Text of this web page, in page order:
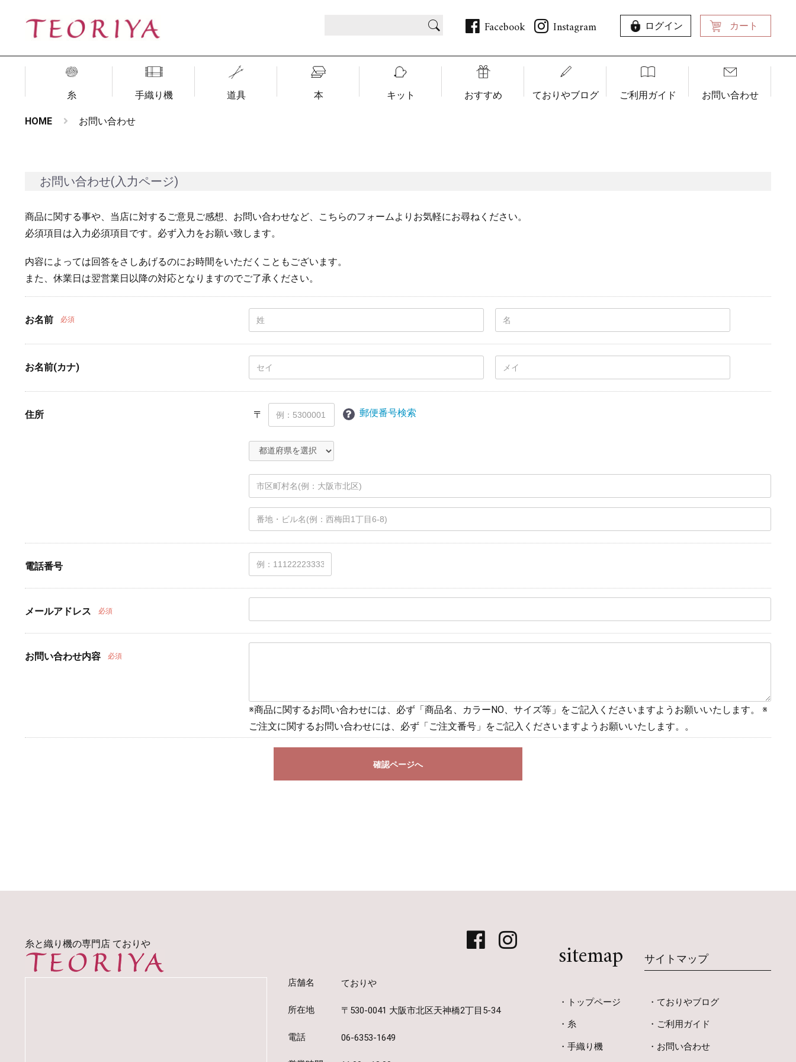
Facebook Instagram ログイン カート
糸 手織り機 道具 本 キット おすすめ ておりやブログ ご利用ガイド お問い合わせ
HOME お問い合わせ
お問い合わせ(入力ページ)
商品に関する事や、当店に対するご意見ご感想、お問い合わせなど、こちらのフォームよりお気軽にお尋ねください。
必須項目は入力必須項目です。必ず入力をお願い致します。
内容によっては回答をさしあげるのにお時間をいただくこともございます。
また、休業日は翌営業日以降の対応となりますのでご了承ください。
お名前 必須
お名前(カナ)
住所 〒 郵便番号検索
電話番号
メールアドレス 必須
お問い合わせ内容 必須
※商品に関するお問い合わせには、必ず「商品名、カラーNO、サイズ等」をご記入くださいますようお願いいたします。 ※
ご注文に関するお問い合わせには、必ず「ご注文番号」をご記入くださいますようお願いいたします。。
確認ページへ
糸と織り機の専門店 ておりや
店舗名 ておりや
所在地 〒530-0041 大阪市北区天神橋2丁目5-34
電話 06-6353-1649
sitemap サイトマップ
トップページ
糸
手織り機
ておりやブログ
ご利用ガイド
お問い合わせ